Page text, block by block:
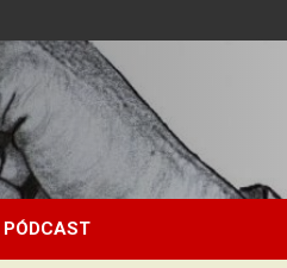
PÓDCAST